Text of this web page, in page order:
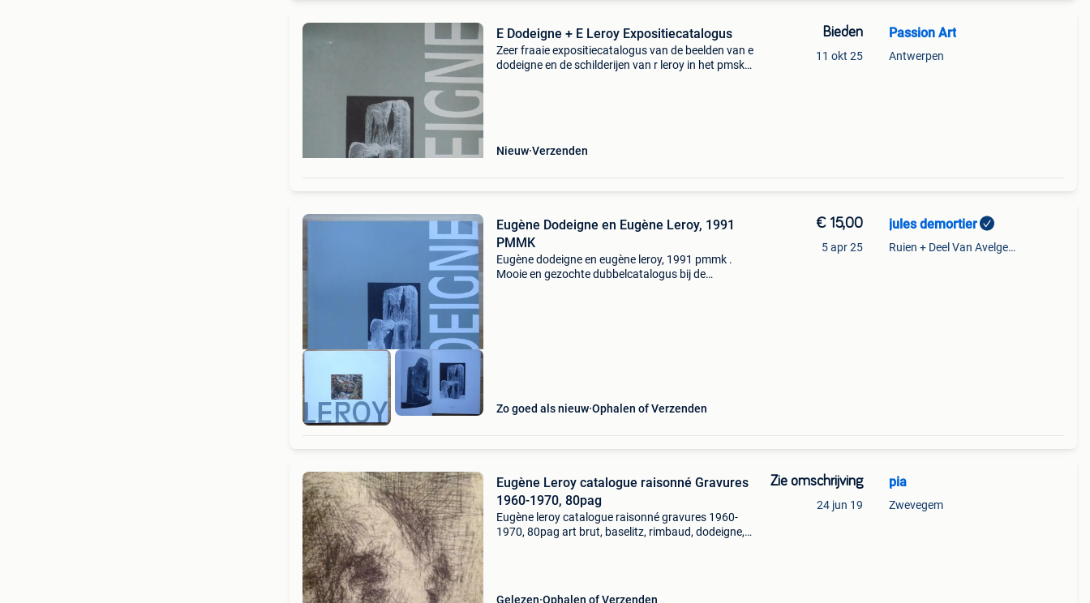
E Dodeigne + E Leroy Expositiecatalogus
Zeer fraaie expositiecatalogus van de beelden van e
dodeigne en de schilderijen van r leroy in het pmsk
Nieuw Verzenden
Bieden
11 okt 25
Passion Art
Antwerpen
Eugène Dodeigne en Eugène Leroy, 1991
PMMK
Eugène dodeigne en eugène leroy, 1991 pmmk .
Mooie en gezochte dubbelcatalogus bij de
Zo goed als nieuw Ophalen of Verzenden
€ 15,00
5 apr 25
jules demortier
Ruien + Deel Van Avelgem En Waarmaarde
Eugène Leroy catalogue raisonné Gravures
1960-1970, 80pag
Eugène leroy catalogue raisonné gravures 1960-
1970, 80pag art brut, baselitz, rimbaud, dodeigne,
Gelezen Ophalen of Verzenden
Zie omschrijving
24 jun 19
pia
Zwevegem